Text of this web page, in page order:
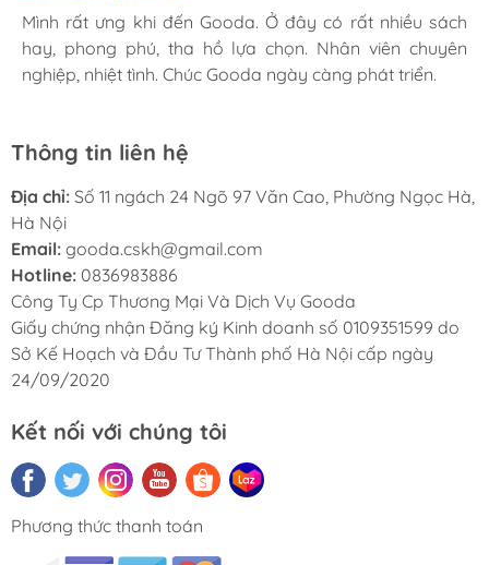
Mình rất ưng khi đến Gooda. Ở đây có rất nhiều sách
hay, phong phú, tha hồ lựa chọn. Nhân viên chuyên
nghiệp, nhiệt tình. Chúc Gooda ngày càng phát triển.
Mình rất ưng khi đến Gooda. Ở đây có rất nhiều sách
hay, phong phú, tha hồ lựa chọn. Nhân viên chuyên
nghiệp, nhiệt tình. Chúc Gooda ngày càng phát triển.
Mình rất ưng khi đến Gooda. Ở đây có rất nhiều sách
hay, phong phú, tha hồ lựa chọn. Nhân viên chuyên
nghiệp, nhiệt tình. Chúc Gooda ngày càng phát triển.
Thông tin liên hệ
Địa chỉ: Số 11 ngách 24 Ngõ 97 Văn Cao, Phường Ngọc Hà,
Hà Nội
Email: gooda.cskh@gmail.com
Hotline: 0836983886
Công Ty Cp Thương Mại Và Dịch Vụ Gooda
Giấy chứng nhận Đăng ký Kinh doanh số 0109351599 do
Sở Kế Hoạch và Đầu Tư Thành phố Hà Nội cấp ngày
24/09/2020
Kết nối với chúng tôi
Phương thức thanh toán